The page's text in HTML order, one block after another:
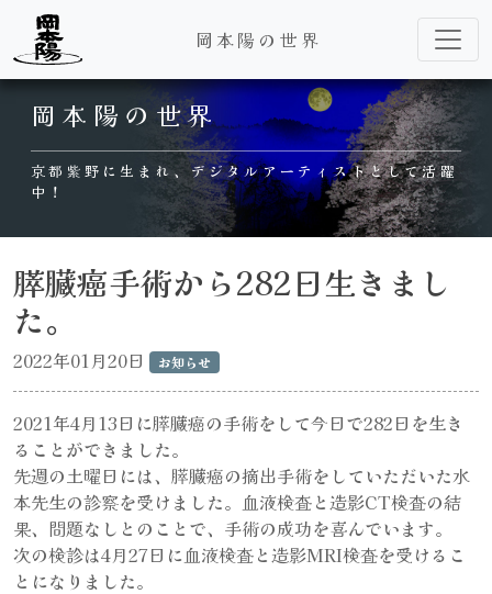
Main Navigation
岡本陽の世界
岡本陽の世界
京都紫野に生まれ、デジタルアーティストとして活躍
中！
膵臓癌手術から282日生きまし
た。
2022年01月20日 お知らせ
2021年4月13日に膵臓癌の手術をして今日で282日を生き
ることができました。
先週の土曜日には、膵臓癌の摘出手術をしていただいた水
本先生の診察を受けました。血液検査と造影CT検査の結
果、問題なしとのことで、手術の成功を喜んでいます。
次の検診は4月27日に血液検査と造影MRI検査を受けるこ
とになりました。